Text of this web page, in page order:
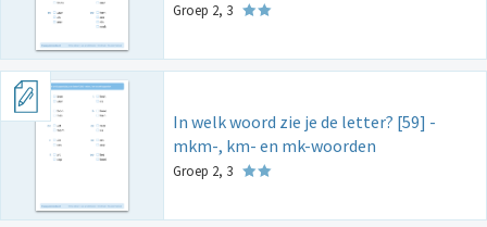
Groep 2, 3
In welk woord zie je de letter? [59] -
mkm-, km- en mk-woorden
Groep 2, 3